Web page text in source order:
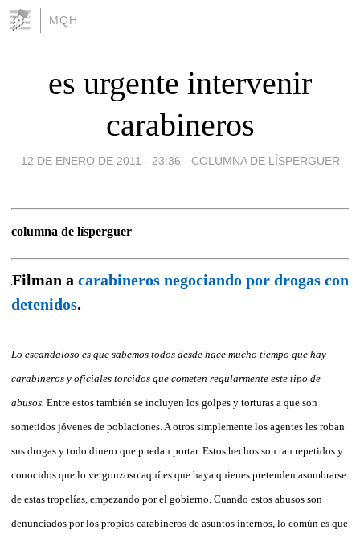
MQH
es urgente intervenir
carabineros
12 DE ENERO DE 2011 - 23:36 - COLUMNA DE LÍSPERGUER
columna de lísperguer
Filman a carabineros negociando por drogas con
detenidos.
Lo escandaloso es que sabemos todos desde hace mucho tiempo que hay
carabineros y oficiales torcidos que cometen regularmente este tipo de
abusos. Entre estos también se incluyen los golpes y torturas a que son
sometidos jóvenes de poblaciones. A otros simplemente los agentes les roban
sus drogas y todo dinero que puedan portar. Estos hechos son tan repetidos y
conocidos que lo vergonzoso aquí es que haya quienes pretenden asombrarse
de estas tropelías, empezando por el gobierno. Cuando estos abusos son
denunciados por los propios carabineros de asuntos internos, lo común es que